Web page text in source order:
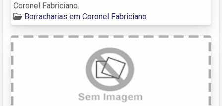
Coronel Fabriciano.
Borracharias em Coronel Fabriciano